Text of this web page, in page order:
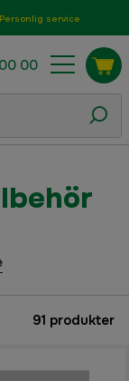
Personlig service
00
91 produkter